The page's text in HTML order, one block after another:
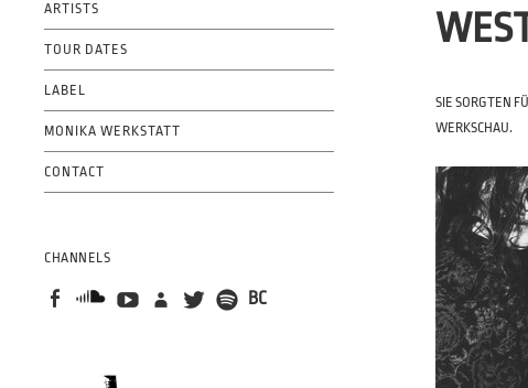
ARTISTS
TOUR DATES
LABEL
MONIKA WERKSTATT
CONTACT
CHANNELS
BC
SIE SORGTEN
WERKSCHAU.